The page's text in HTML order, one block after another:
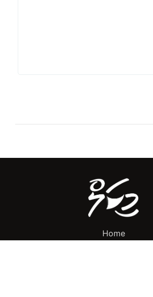
Home